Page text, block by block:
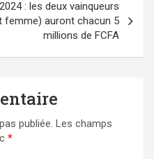
: les deux vainqueurs
auront chacun 5
millions de FCFA
publiée. Les champs
*